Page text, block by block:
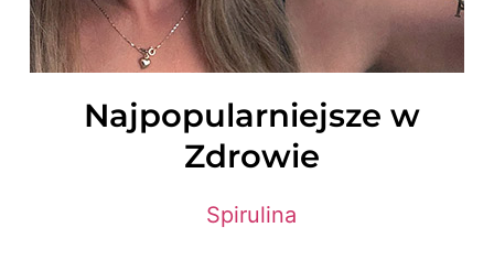
Najpopularniejsze w
Zdrowie
Spirulina